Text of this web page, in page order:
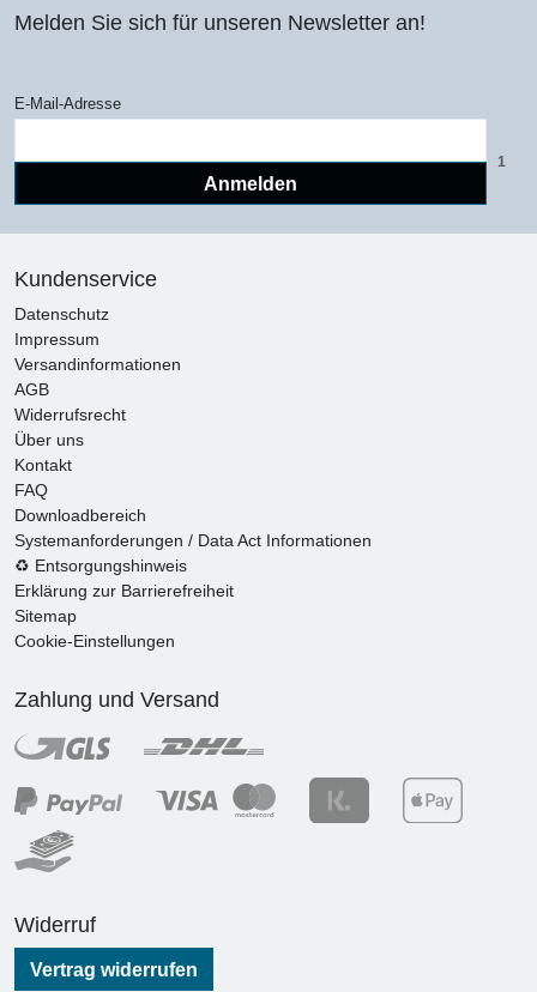
Melden Sie sich für unseren Newsletter an!
E-Mail-Adresse
Anmelden
1
Kundenservice
Datenschutz
Impressum
Versandinformationen
AGB
Widerrufsrecht
Über uns
Kontakt
FAQ
Downloadbereich
Systemanforderungen / Data Act Informationen
♻ Entsorgungshinweis
Erklärung zur Barrierefreiheit
Sitemap
Cookie-Einstellungen
Zahlung und Versand
Widerruf
Vertrag widerrufen